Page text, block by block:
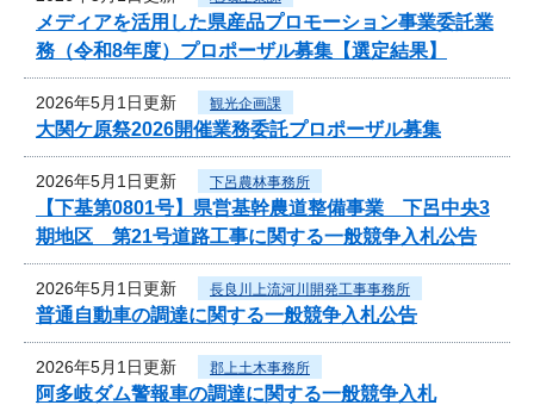
メディアを活用した県産品プロモーション事業委託業
務（令和8年度）プロポーザル募集【選定結果】
2026年5月1日更新 観光企画課
大関ケ原祭2026開催業務委託プロポーザル募集
2026年5月1日更新 下呂農林事務所
【下基第0801号】県営基幹農道整備事業 下呂中央3
期地区 第21号道路工事に関する一般競争入札公告
2026年5月1日更新 長良川上流河川開発工事事務所
普通自動車の調達に関する一般競争入札公告
2026年5月1日更新 郡上土木事務所
阿多岐ダム警報車の調達に関する一般競争入札